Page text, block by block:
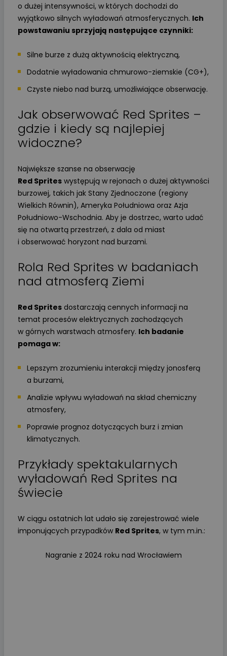
o dużej intensywności, w których dochodzi do
wyjątkowo silnych wyładowań atmosferycznych. Ich
powstawaniu sprzyjają następujące czynniki:
Silne burze z dużą aktywnością elektryczną,
Dodatnie wyładowania chmurowo-ziemskie (CG+),
Czyste niebo nad burzą, umożliwiające obserwację.
Jak obserwować Red Sprites –
gdzie i kiedy są najlepiej
widoczne?
Największe szanse na obserwację
Red Sprites występują w rejonach o dużej aktywności
burzowej, takich jak Stany Zjednoczone (regiony
Wielkich Równin), Ameryka Południowa oraz Azja
Południowo-Wschodnia. Aby je dostrzec, warto udać
się na otwartą przestrzeń, z dala od miast
i obserwować horyzont nad burzami.
Rola Red Sprites w badaniach
nad atmosferą Ziemi
Red Sprites dostarczają cennych informacji na
temat procesów elektrycznych zachodzących
w górnych warstwach atmosfery. Ich badanie
pomaga w:
Lepszym zrozumieniu interakcji między jonosferą
a burzami,
Analizie wpływu wyładowań na skład chemiczny
atmosfery,
Poprawie prognoz dotyczących burz i zmian
klimatycznych.
Przykłady spektakularnych
wyładowań Red Sprites na
świecie
W ciągu ostatnich lat udało się zarejestrować wiele
imponujących przypadków Red Sprites, w tym m.in.:
Nagranie z 2024 roku nad Wrocławiem